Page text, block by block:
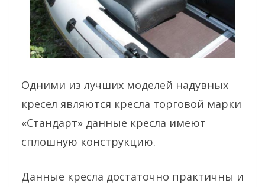
Одними из лучших моделей надувных
кресел являются кресла торговой марки
«Стандарт» данные кресла имеют
сплошную конструкцию.
Данные кресла достаточно практичны и